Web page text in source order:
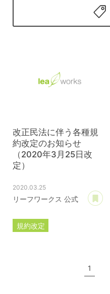
改正民法に伴う各種規
約改定のお知らせ
（2020年3月25日改
定）
2020.03.25
リーフワークス 公式
規約改定
1